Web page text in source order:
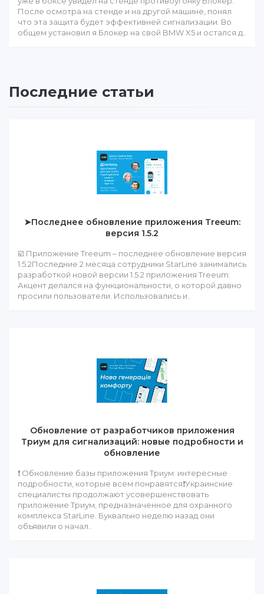
После осмотра на стенде и на другой машине, понял
что эта защита будет эффективней сигнализации. Во
общем установил я Блокер на свой BMW X5 и остался д..
Последние статьи
➤Последнее обновление приложения Treeum:
версия 1.5.2
☑️ Приложение Treeum – последнее обновление версия
1.5.2Последние 2 месяца сотрудники StarLine занимались
разработкой новой версии 1.5.2 приложения Treeum.
Акцент делался на функциональности, о которой давно
просили пользователи. Использовались и..
Обновление от разработчиков приложения
Триум для сигнализаций: новые подробности и
обновление
❗ Обновление базы приложения Триум: интересные
подробности, которые всем понравятся❗Украинские
специалисты продолжают усовершенствовать
приложение Триум, предназначенное для охранного
комплекса StarLine. Буквально неделю назад они
объявили о начал..